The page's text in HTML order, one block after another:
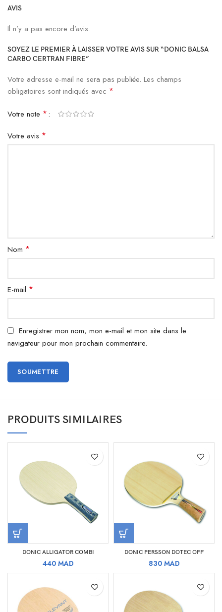
AVIS
Il n’y a pas encore d’avis.
SOYEZ LE PREMIER À LAISSER VOTRE AVIS SUR “DONIC BALSA
CARBO CERTRAN FIBRE”
Votre adresse e-mail ne sera pas publiée. Les champs
obligatoires sont indiqués avec *
Votre note *
Votre avis *
Nom *
E-mail *
Enregistrer mon nom, mon e-mail et mon site dans le
navigateur pour mon prochain commentaire.
PRODUITS SIMILAIRES
DONIC ALLIGATOR COMBI
440 MAD
DONIC PERSSON DOTEC OFF
830 MAD